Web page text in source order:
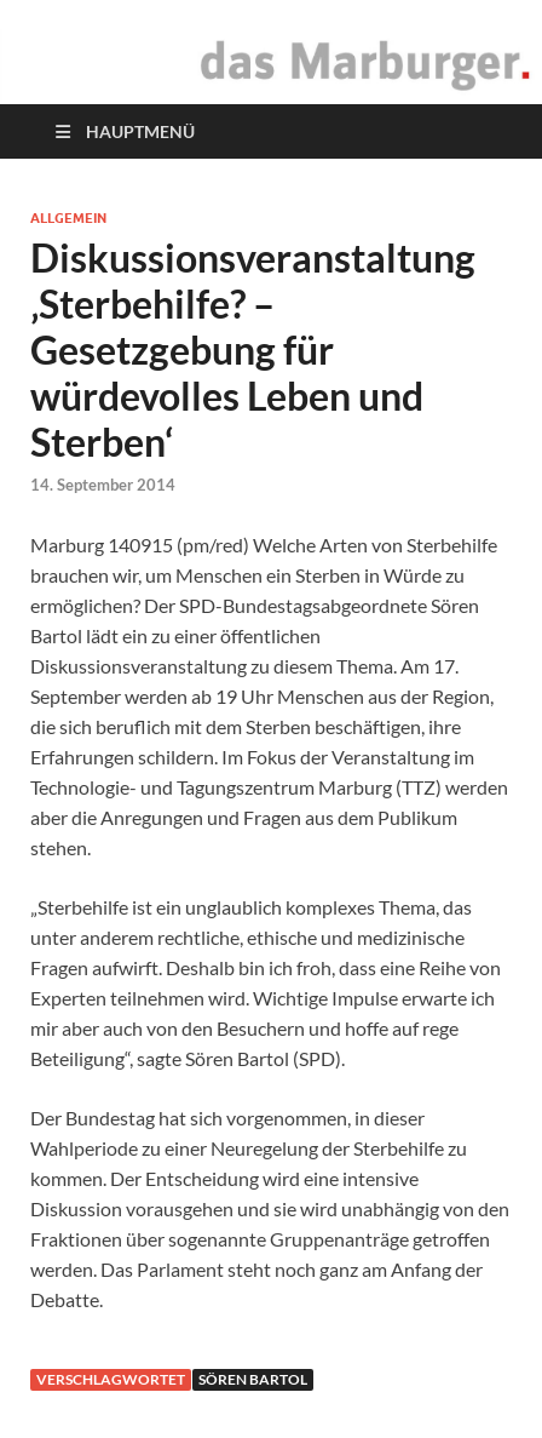
das Marburger.
HAUPTMENÜ
ALLGEMEIN
Diskussionsveranstaltung
‚Sterbehilfe? –
Gesetzgebung für
würdevolles Leben und
Sterben‘
14. September 2014
Marburg 140915 (pm/red) Welche Arten von Sterbehilfe
brauchen wir, um Menschen ein Sterben in Würde zu
ermöglichen? Der SPD-Bundestagsabgeordnete Sören
Bartol lädt ein zu einer öffentlichen
Diskussionsveranstaltung zu diesem Thema. Am 17.
September werden ab 19 Uhr Menschen aus der Region,
die sich beruflich mit dem Sterben beschäftigen, ihre
Erfahrungen schildern. Im Fokus der Veranstaltung im
Technologie- und Tagungszentrum Marburg (TTZ) werden
aber die Anregungen und Fragen aus dem Publikum
stehen.
„Sterbehilfe ist ein unglaublich komplexes Thema, das
unter anderem rechtliche, ethische und medizinische
Fragen aufwirft. Deshalb bin ich froh, dass eine Reihe von
Experten teilnehmen wird. Wichtige Impulse erwarte ich
mir aber auch von den Besuchern und hoffe auf rege
Beteiligung“, sagte Sören Bartol (SPD).
Der Bundestag hat sich vorgenommen, in dieser
Wahlperiode zu einer Neuregelung der Sterbehilfe zu
kommen. Der Entscheidung wird eine intensive
Diskussion vorausgehen und sie wird unabhängig von den
Fraktionen über sogenannte Gruppenanträge getroffen
werden. Das Parlament steht noch ganz am Anfang der
Debatte.
VERSCHLAGWORTET SÖREN BARTOL